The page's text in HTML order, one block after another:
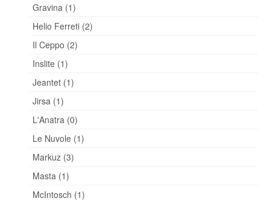
Gravina (1)
Helio Ferreti (2)
Il Ceppo (2)
Inslite (1)
Jeantet (1)
Jirsa (1)
L'Anatra (0)
Le Nuvole (1)
Markuz (3)
Masta (1)
McIntosch (1)